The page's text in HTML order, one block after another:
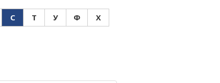
С Т У Ф
Х